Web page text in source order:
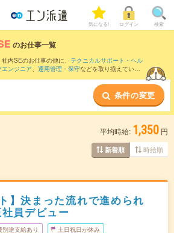
気になる! ログイン 検索
のお仕事一覧
内SEのお仕事の他に、 テクニカルサポート・ヘル
ンジニア、 運用管理・保守などを取り揃えていま
条件の変更
平均時給: 1,350 円
新着順 時給順
】決まった流れで進められ
員デビュー
別途支給あり 土日祝日が休み